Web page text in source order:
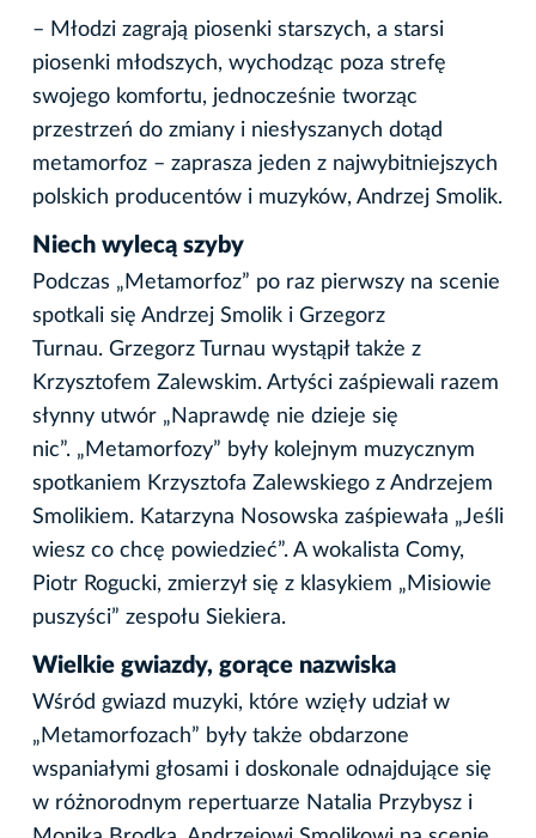
– Młodzi zagrają piosenki starszych, a starsi
piosenki młodszych, wychodząc poza strefę
swojego komfortu, jednocześnie tworząc
przestrzeń do zmiany i niesłyszanych dotąd
metamorfoz – zaprasza jeden z najwybitniejszych
polskich producentów i muzyków, Andrzej Smolik.
Niech wylecą szyby
Podczas „Metamorfoz” po raz pierwszy na scenie
spotkali się Andrzej Smolik i Grzegorz
Turnau. Grzegorz Turnau wystąpił także z
Krzysztofem Zalewskim. Artyści zaśpiewali razem
słynny utwór „Naprawdę nie dzieje się
nic”. „Metamorfozy” były kolejnym muzycznym
spotkaniem Krzysztofa Zalewskiego z Andrzejem
Smolikiem. Katarzyna Nosowska zaśpiewała „Jeśli
wiesz co chcę powiedzieć”. A wokalista Comy,
Piotr Rogucki, zmierzył się z klasykiem „Misiowie
puszyści” zespołu Siekiera.
Wielkie gwiazdy, gorące nazwiska
Wśród gwiazd muzyki, które wzięły udział w
„Metamorfozach” były także obdarzone
wspaniałymi głosami i doskonale odnajdujące się
w różnorodnym repertuarze Natalia Przybysz i